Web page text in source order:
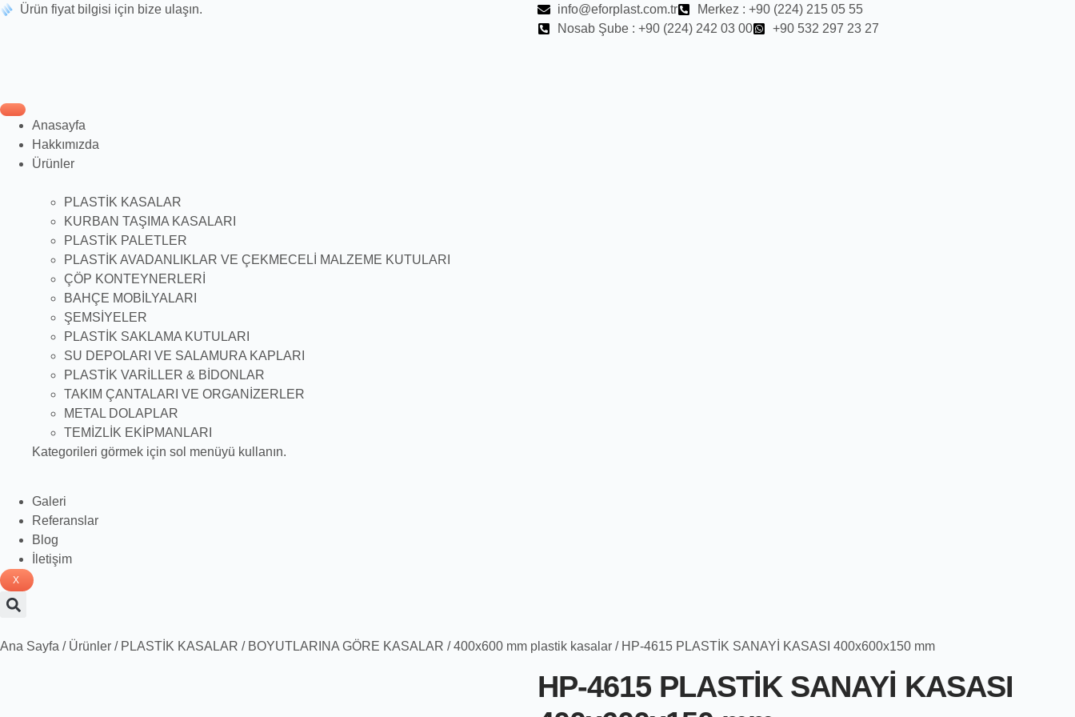
Ürün fiyat bilgisi için bize ulaşın. info@eforplast.com.tr
Merkez : +90 (224) 215 05 55
Nosab Şube : +90 (224) 242 03 00
+90 532 297 23 27
Anasayfa
Hakkımızda
Ürünler
PLASTİK KASALAR
KURBAN TAŞIMA KASALARI
PLASTİK PALETLER
PLASTİK AVADANLIKLAR VE ÇEKMECELİ MALZEME KUTULARI
ÇÖP KONTEYNERLERİ
BAHÇE MOBİLYALARI
ŞEMSİYELER
PLASTİK SAKLAMA KUTULARI
SU DEPOLARI VE SALAMURA KAPLARI
PLASTİK VARİLLER & BİDONLAR
TAKIM ÇANTALARI VE ORGANİZERLER
METAL DOLAPLAR
TEMİZLİK EKİPMANLARI
Kategorileri görmek için sol menüyü kullanın.
Galeri
Referanslar
Blog
İletişim
X
Ana Sayfa / Ürünler / PLASTİK KASALAR / BOYUTLARINA GÖRE KASALAR /400x600 mm plastik kasalar / HP-4615 PLASTİK SANAYİ KASASI 400x600x150 mm
HP-4615 PLASTİK SANAYİ KASASI